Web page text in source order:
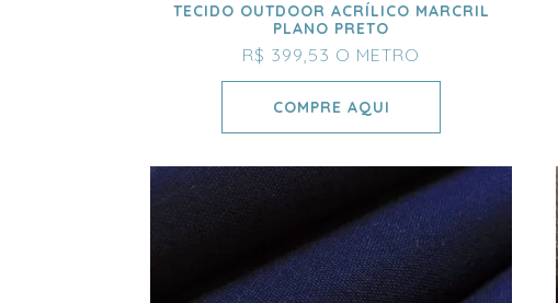
TECIDO OUTDOOR ACRÍLICO MARCRIL
PLANO PRETO
R$ 399,53 O METRO
COMPRE AQUI